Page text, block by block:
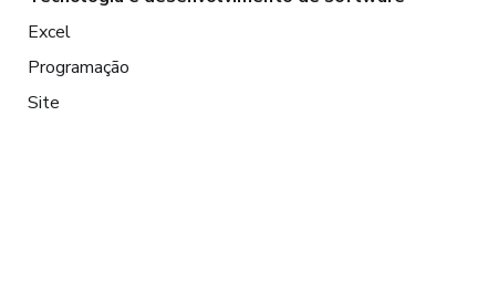
Excel
Programação
Site